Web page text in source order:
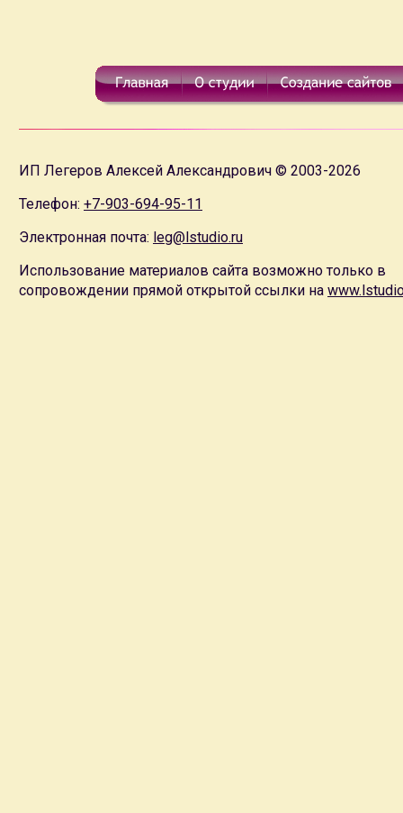
ИП Легеров Алексей Александрович © 2003-2026
Телефон: +7-903-694-95-11
Электронная почта: leg@lstudio.ru
Использование материалов сайта возможно только в
сопровождении прямой открытой ссылки на